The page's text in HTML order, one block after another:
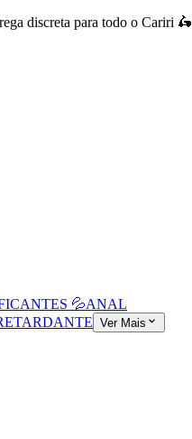
discreta para todo o Cariri 🛵
💦ANAL
Ver Mais